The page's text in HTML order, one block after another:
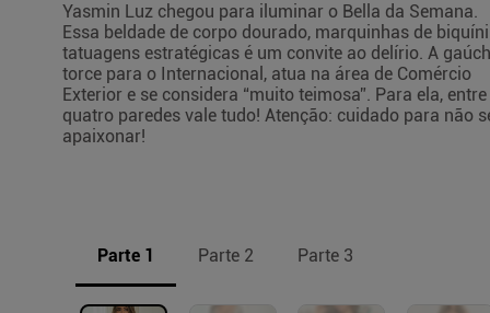
Yasmin Luz chegou para iluminar o Bella da Semana.
Essa beldade de corpo dourado, marquinhas de
tatuagens estratégicas é um convite ao delírio. A
torce para o Internacional, atua na área de Comércio
Exterior e se considera “muito teimosa”. Para ela, entre
quatro paredes vale tudo! Atenção: cuidado para não
apaixonar!
Parte 1 Parte 2 Parte 3